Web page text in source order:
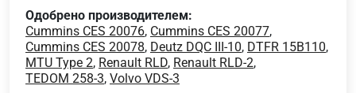
Одобрено производителем:
Cummins CES 20076, Cummins CES 20077,
Cummins CES 20078, Deutz DQC III-10, DTFR 15B110,
MTU Type 2, Renault RLD, Renault RLD-2,
TEDOM 258-3, Volvo VDS-3